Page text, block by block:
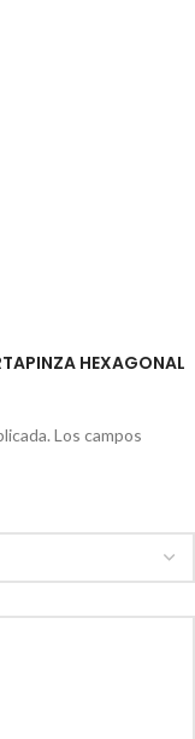
HEXAGONAL
Los campos